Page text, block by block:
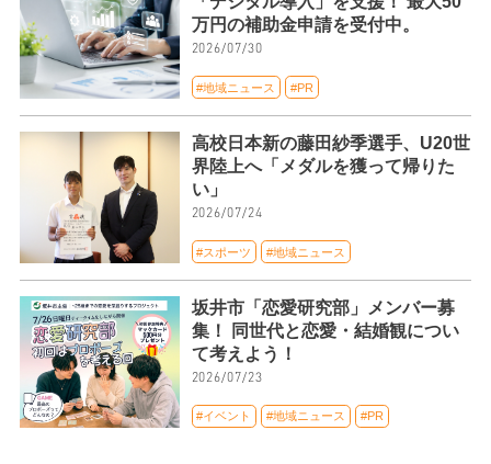
万円の補助金申請を受付中。
2026/07/30
#地域ニュース #PR
高校日本新の藤田紗季選手、U20世
界陸上へ「メダルを獲って帰りた
い」
2026/07/24
#スポーツ #地域ニュース
坂井市「恋愛研究部」メンバー募
集！ 同世代と恋愛・結婚観につい
て考えよう！
2026/07/23
#イベント #地域ニュース #PR